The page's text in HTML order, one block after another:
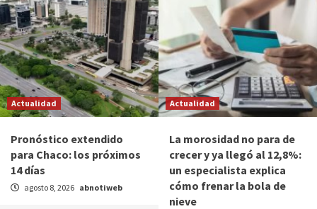
Actualidad
Pronóstico extendido
para Chaco: los próximos
14 días
agosto 8, 2026 abnotiweb
Actualidad
La morosidad no para de
crecer y ya llegó al 12,8%:
un especialista explica
cómo frenar la bola de
nieve